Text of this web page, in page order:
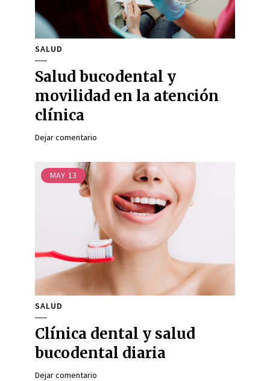
SALUD
Salud bucodental y
movilidad en la atención
clínica
Dejar comentario
MAY 13
SALUD
Clínica dental y salud
bucodental diaria
Dejar comentario